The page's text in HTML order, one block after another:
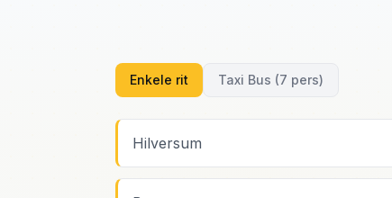
Enkele rit Taxi Bus (7 pers)
Hilversum